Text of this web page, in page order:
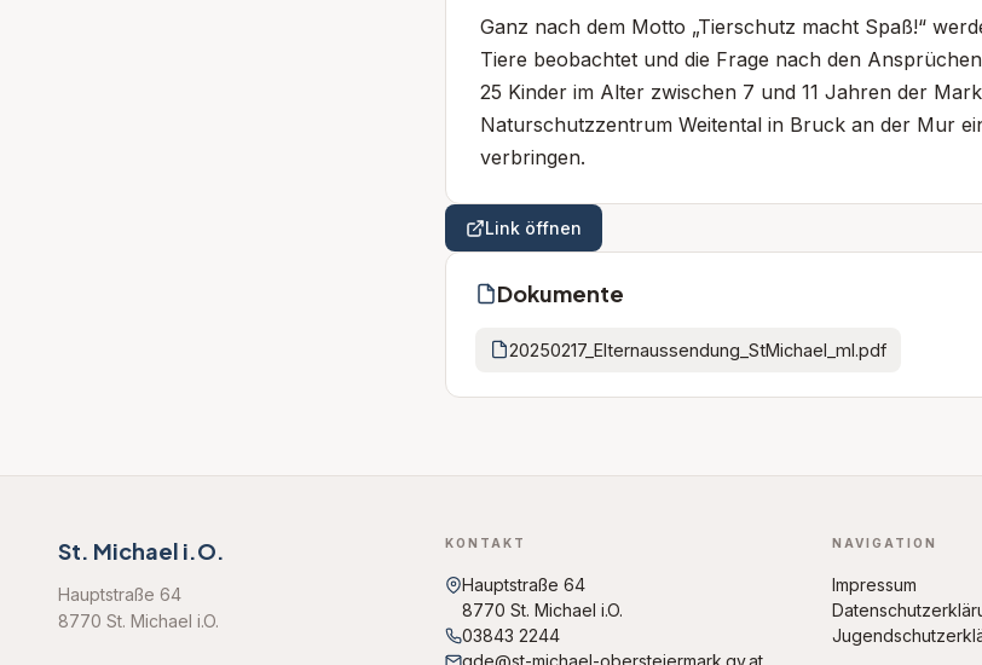
Ganz nach dem Motto „Tierschutz macht Spaß!“
Tiere beobachtet und die Frage nach den
25 Kinder im Alter zwischen 7 und 11 Jahren der
Naturschutzzentrum Weitental in Bruck an der Mur
verbringen.
Link öffnen
Dokumente
20250217_Elternaussendung_StMichael_ml.pdf
St. Michael i.O.
Hauptstraße 64
8770 St. Michael i.O.
KONTAKT
Hauptstraße 64
8770 St. Michael i.O.
03843 2244
gde@st-michael-obersteiermark.gv.at
NAVIGATION
Impressum